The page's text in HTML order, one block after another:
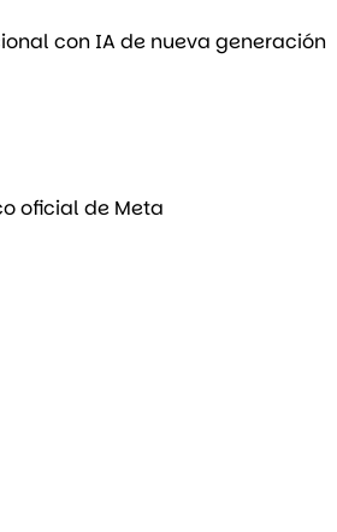
con IA de nueva generación
oficial de Meta